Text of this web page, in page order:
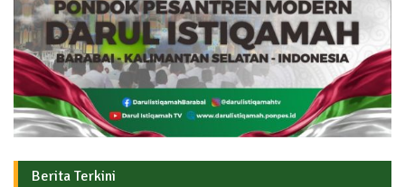
Berita Terkini